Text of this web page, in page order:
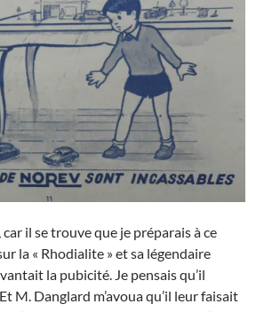
car il se trouve que je préparais à ce
la « Rhodialite » et sa légendaire
la pubicité. Je pensais qu’il
M. Danglard m’avoua qu’il leur faisait